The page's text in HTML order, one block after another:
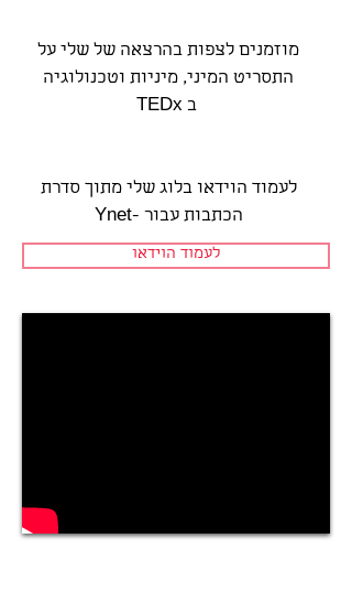
מוזמנים לצפות בהרצאה של שלי על
התסריט המיני, מיניות וטכנולוגיה
ב TEDx
לעמוד הוידאו בלוג שלי מתוך סדרת
הכתבות עבור -Ynet
לעמוד הוידאו